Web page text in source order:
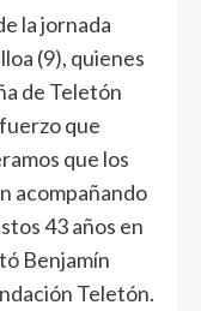
la jornada
(9), quienes
de Teletón
que
que los
acompañando
43 años en
Benjamín
Teletón.